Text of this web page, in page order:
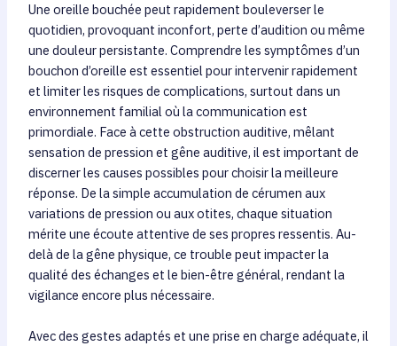
Une oreille bouchée peut rapidement bouleverser le
quotidien, provoquant inconfort, perte d’audition ou même
une douleur persistante. Comprendre les symptômes d’un
bouchon d’oreille est essentiel pour intervenir rapidement
et limiter les risques de complications, surtout dans un
environnement familial où la communication est
primordiale. Face à cette obstruction auditive, mêlant
sensation de pression et gêne auditive, il est important de
discerner les causes possibles pour choisir la meilleure
réponse. De la simple accumulation de cérumen aux
variations de pression ou aux otites, chaque situation
mérite une écoute attentive de ses propres ressentis. Au-
delà de la gêne physique, ce trouble peut impacter la
qualité des échanges et le bien-être général, rendant la
vigilance encore plus nécessaire.
Avec des gestes adaptés et une prise en charge adéquate, il